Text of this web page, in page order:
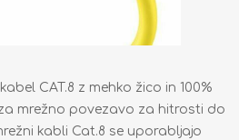
CAT.8 z mehko žico in 100%
mrežno povezavo za hitrosti do
kabli Cat.8 se uporabljajo